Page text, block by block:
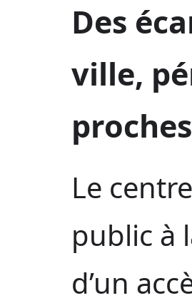
Des
ville,
proches
Le
public à
d’un